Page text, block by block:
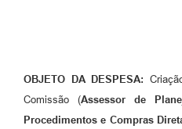
OBJETO DA DESPESA:
Comissão (Assessor de
Procedimentos e Compras